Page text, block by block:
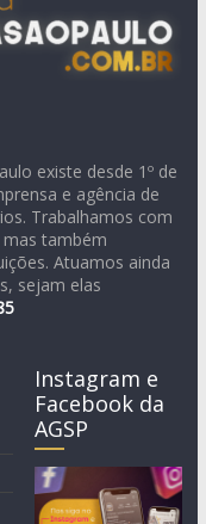
existe desde 1º de
e agência de
Trabalhamos com
também
Atuamos ainda
sejam elas
Instagram e
Facebook da
AGSP